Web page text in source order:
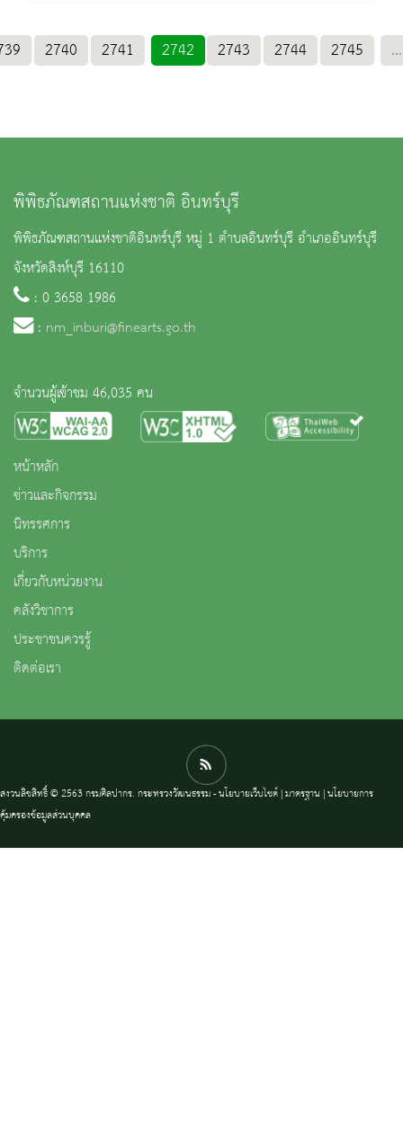
2740 2741 2742 2743 2744 2745 ...
พิพิธภัณฑสถานแห่งชาติ อินทร์บุรี
พิพิธภัณฑสถานแห่งชาติอินทร์บุรี หมู่ 1 ตำบลอินทร์บุรี อำเภออินทร์บุรี
จังหวัดสิงห์บุรี 16110
: 0 3658 1986
: nm_inburi@finearts.go.th
จำนวนผู้เข้าชม 46,035 คน
หน้าหลัก
ข่าวและกิจกรรม
นิทรรศการ
บริการ
เกี่ยวกับหน่วยงาน
คลังวิชาการ
ประชาชนควรรู้
ติดต่อเรา
สงวนลิขสิทธิ์ © 2563 กรมศิลปากร. กระทรวงวัฒนธรรม -นโยบายเว็บไซต์|มาตรฐาน |นโยบายการ
คุ้มครองข้อมูลส่วนบุคคล